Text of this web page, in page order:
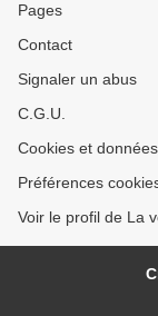
Pages
Contact
Signaler un abus
C.G.U.
Cookies et
Préférences
Voir le profil de La